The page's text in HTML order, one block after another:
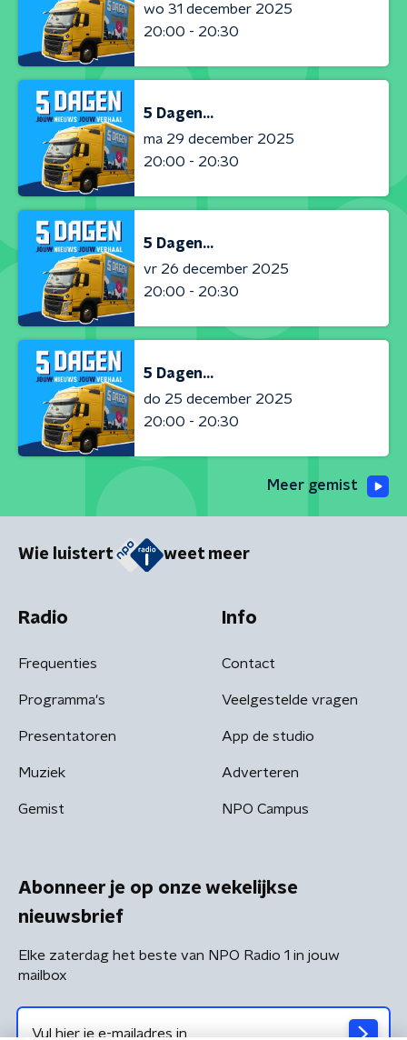
wo 31 december 2025
20:00 - 20:30
5 Dagen...
ma 29 december 2025
20:00 - 20:30
5 Dagen...
vr 26 december 2025
20:00 - 20:30
5 Dagen...
do 25 december 2025
20:00 - 20:30
Meer gemist
Wie luistert weet meer
Radio
Frequenties
Programma's
Presentatoren
Muziek
Gemist
Info
Contact
Veelgestelde vragen
App de studio
Adverteren
NPO Campus
Abonneer je op onze wekelijkse
nieuwsbrief
Elke zaterdag het beste van NPO Radio 1 in jouw
mailbox